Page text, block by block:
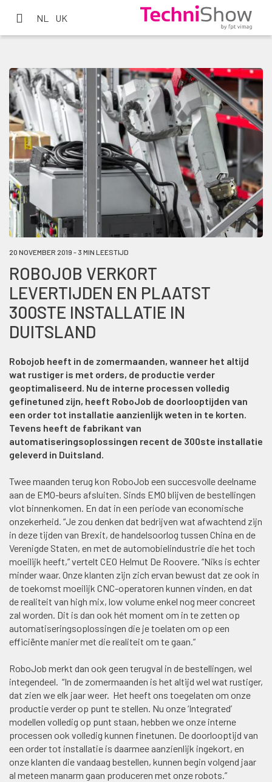
NL UK
20 NOVEMBER 2019 - 3 MIN LEESTIJD
ROBOJOB VERKORT
LEVERTIJDEN EN PLAATST
300STE INSTALLATIE IN
DUITSLAND
Robojob heeft in de zomermaanden, wanneer het altijd
wat rustiger is met orders, de productie verder
geoptimaliseerd. Nu de interne processen volledig
gefinetuned zijn, heeft RoboJob de doorlooptijden van
een order tot installatie aanzienlijk weten in te korten.
Tevens heeft de fabrikant van
automatiseringsoplossingen recent de 300ste installatie
geleverd in Duitsland.
Twee maanden terug kon RoboJob een succesvolle deelname
aan de EMO-beurs afsluiten. Sinds EMO blijven de bestellingen
vlot binnenkomen. En dat in een periode van economische
onzekerheid. “Je zou denken dat bedrijven wat afwachtend zijn
in deze tijden van Brexit, de handelsoorlog tussen China en de
Verenigde Staten, en met de automobielindustrie die het toch
moeilijk heeft,” vertelt CEO Helmut De Roovere. “Niks is echter
minder waar. Onze klanten zijn zich ervan bewust dat ze ook in
de toekomst moeilijk CNC-operatoren kunnen vinden, en dat
de realiteit van high mix, low volume enkel nog meer concreet
zal worden. Dit is dan ook hét moment om in te zetten op
automatiseringsoplossingen die je toelaten om op een
efficiënte manier met die realiteit om te gaan.”
RoboJob merkt dan ook geen terugval in de bestellingen, wel
integendeel. “In de zomermaanden is het altijd wel wat rustiger,
dat zien we elk jaar weer. Het heeft ons toegelaten om onze
productie verder op punt te stellen. Nu onze ‘Integrated’
modellen volledig op punt staan, hebben we onze interne
processen ook volledig kunnen finetunen. De doorlooptijd van
een order tot installatie is daarmee aanzienlijk ingekort, en
onze klanten die vandaag bestellen, kunnen begin volgend jaar
al meteen manarm gaan produceren met onze robots.”